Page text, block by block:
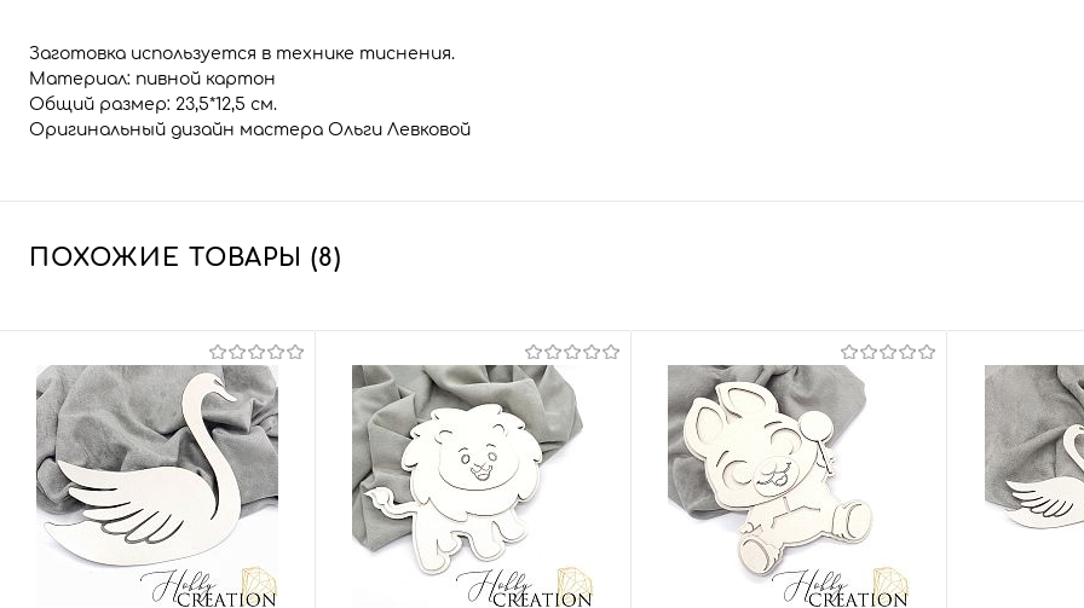
Заготовка используется в технике тиснения.
Материал: пивной картон
Общий размер: 23,5*12,5 см.
Оригинальный дизайн мастера Ольги Левковой
ПОХОЖИЕ ТОВАРЫ (8)